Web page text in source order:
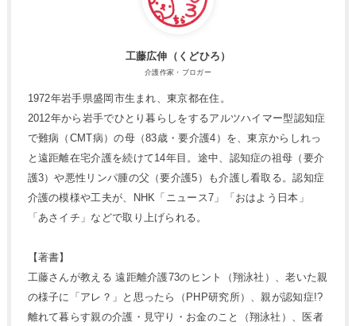
工藤広伸（くどひろ）
介護作家・ブロガー
1972年岩手県盛岡市生まれ、東京都在住。
2012年から岩手でひとり暮らしをするアルツハイマー型認知症
で難病（CMT病）の母（83歳・要介護4）を、東京からしれっ
と遠距離在宅介護を続けて14年目。途中、認知症の祖母（要介
護3）や悪性リンパ腫の父（要介護5）も介護し看取る。認知症
介護の模様や工夫が、NHK「ニュース7」「おはよう日本」
「あさイチ」などで取り上げられる。
【著書】
工藤さんが教える 遠距離介護73のヒント（翔泳社）、老いた親
の様子に「アレ？」と思ったら（PHP研究所）、親が認知症!?
離れて暮らす親の介護・見守り・お金のこと（翔泳社）、医者